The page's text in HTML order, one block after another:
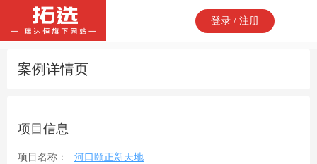
登录 / 注册
案例详情页
项目信息
项目名称：
河口颐正新天地